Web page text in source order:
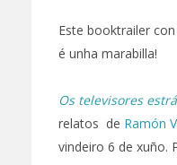
Este booktrailer
é unha marabilla!
Os televisores
relatos de Ramón
vindeiro 6 de xuño.